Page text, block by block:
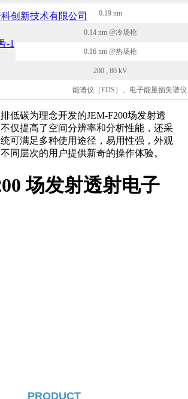
0.19 nm
0.14 nm @冷场枪
0.16 nm @热场枪
200 , 80 kV
能谱仪（EDS）、电子能量损失谱
低碳为理念开发的JEM-F200场发射透
仅提高了空间分辨率和分析性能，还采
可满足多种使用途径，易用性强，外观
同层次的用户提供新奇的操作体验。
场发射透射电子
PRODUCT
创新技术有限公司
-1